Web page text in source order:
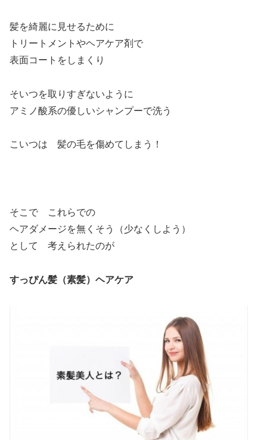
髪を綺麗に見せるために
トリートメントやヘアケア剤で
表面コートをしまくり
そいつを取りすぎないように
アミノ酸系の優しいシャンプーで洗う
こいつは 髪の毛を傷めてしまう！
そこで これらでの
ヘアダメージを無くそう（少なくしよう）
として 考えられたのが
すっぴん髪（素髪）ヘアケア